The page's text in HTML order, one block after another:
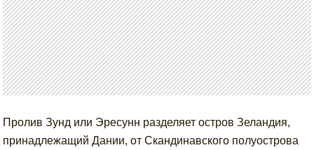
Пролив Зунд или Эресунн разделяет остров Зеландия,
принадлежащий Дании, от Скандинавского полуострова